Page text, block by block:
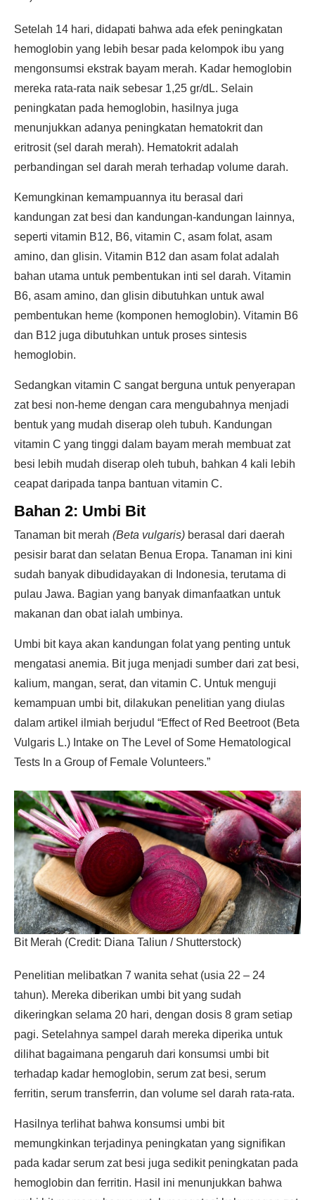
Setelah 14 hari, didapati bahwa ada efek peningkatan
hemoglobin yang lebih besar pada kelompok ibu yang
mengonsumsi ekstrak bayam merah. Kadar hemoglobin
mereka rata-rata naik sebesar 1,25 gr/dL. Selain
peningkatan pada hemoglobin, hasilnya juga
menunjukkan adanya peningkatan hematokrit dan
eritrosit (sel darah merah). Hematokrit adalah
perbandingan sel darah merah terhadap volume darah.
Kemungkinan kemampuannya itu berasal dari
kandungan zat besi dan kandungan-kandungan lainnya,
seperti vitamin B12, B6, vitamin C, asam folat, asam
amino, dan glisin. Vitamin B12 dan asam folat adalah
bahan utama untuk pembentukan inti sel darah. Vitamin
B6, asam amino, dan glisin dibutuhkan untuk awal
pembentukan heme (komponen hemoglobin). Vitamin B6
dan B12 juga dibutuhkan untuk proses sintesis
hemoglobin.
Sedangkan vitamin C sangat berguna untuk penyerapan
zat besi non-heme dengan cara mengubahnya menjadi
bentuk yang mudah diserap oleh tubuh. Kandungan
vitamin C yang tinggi dalam bayam merah membuat zat
besi lebih mudah diserap oleh tubuh, bahkan 4 kali lebih
ceapat daripada tanpa bantuan vitamin C.
Bahan 2: Umbi Bit
Tanaman bit merah (Beta vulgaris) berasal dari daerah
pesisir barat dan selatan Benua Eropa. Tanaman ini kini
sudah banyak dibudidayakan di Indonesia, terutama di
pulau Jawa. Bagian yang banyak dimanfaatkan untuk
makanan dan obat ialah umbinya.
Umbi bit kaya akan kandungan folat yang penting untuk
mengatasi anemia. Bit juga menjadi sumber dari zat besi,
kalium, mangan, serat, dan vitamin C. Untuk menguji
kemampuan umbi bit, dilakukan penelitian yang diulas
dalam artikel ilmiah berjudul “Effect of Red Beetroot (Beta
Vulgaris L.) Intake on The Level of Some Hematological
Tests In a Group of Female Volunteers.”
Bit Merah (Credit: Diana Taliun / Shutterstock)
Penelitian melibatkan 7 wanita sehat (usia 22 – 24
tahun). Mereka diberikan umbi bit yang sudah
dikeringkan selama 20 hari, dengan dosis 8 gram setiap
pagi. Setelahnya sampel darah mereka diperika untuk
dilihat bagaimana pengaruh dari konsumsi umbi bit
terhadap kadar hemoglobin, serum zat besi, serum
ferritin, serum transferrin, dan volume sel darah rata-rata.
Hasilnya terlihat bahwa konsumsi umbi bit
memungkinkan terjadinya peningkatan yang signifikan
pada kadar serum zat besi juga sedikit peningkatan pada
hemoglobin dan ferritin. Hasil ini menunjukkan bahwa